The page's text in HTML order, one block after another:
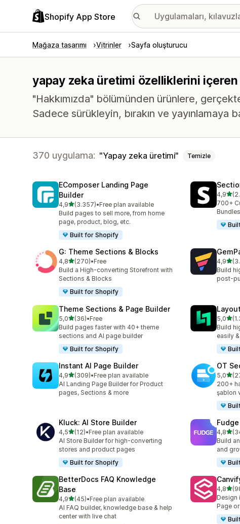
Shopify App Store
Mağaza tasarımı Vitrinler Sayfa oluşturucu
yapay zeka üretimi özelliklerini
"Hakkımızda" bölümünden ürünlere,
Sadece sürükleyin, bırakın ve yayınlamaya
370 uygulama: Yapay zeka üretimi Temizle
EComposer Landing Page
Builder
4,95 yıldız üzerinden
(3.357)
toplam 3357 değerlendirme
•Free plan available
Build pages to sell more, from home
page, product, blog, etc.
Built for Shopify
4,95
toplam
700+
G: Theme Sections & Blocks
4,85 yıldız üzerinden
(270)
toplam 270 değerlendirme
•Free
Build a High-converting Storefront with
Sections & Blocks
Built for Shopify
4,95
toplam
Build
post-
Theme Sections & Page Builder
5,05 yıldız üzerinden
(36)
toplam 36 değerlendirme
•Free
Build pages faster with 40+ theme
sections and AI page builder
Built for Shopify
5,05
toplam
Build
easily
Instant AI Page Builder
4,95 yıldız üzerinden
(309)
toplam 309 değerlendirme
•Free plan available
AI Landing Page Builder for Product
pages, Sections & more
OT
5,05
toplam
200+
şablon
Kluck: AI Store Builder
4,55 yıldız üzerinden
(12)
toplam 12 değerlendirme
•Free plan available
AI Store Builder for high-converting
stores and product pages
Built for Shopify
4,85
toplam
Build
and
BetterDocs FAQ Knowledge
Base
4,95 yıldız üzerinden
(45)
toplam 45 değerlendirme
•Free plan available
AI FAQ builder, knowledge base & help
center with live chat
4,85
toplam
Design
Page